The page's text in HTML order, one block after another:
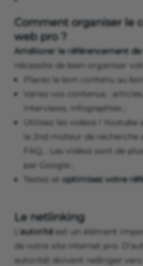
Comment organiser le
web pro ?
Améliorer le référencement
nécessite de bien organiser
Placez le bon contenu au
Variez vos contenus :
interviews, infographies ;
Utilisez les vidéos !
le 2nd moteur de recherche
FAQ… Les vidéos sont de
par Google ;
Testez et optimisez votre
Le netlinking
autoritéest un élément
de votre site internet pro.
autorité) doivent rediriger